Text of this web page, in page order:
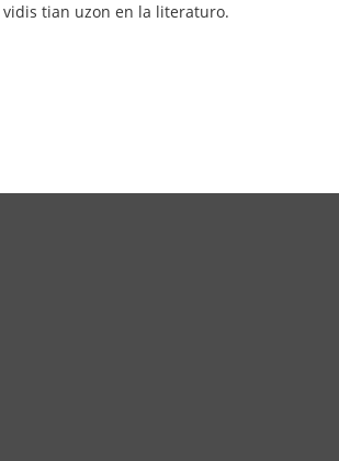
tian uzon en la literaturo.